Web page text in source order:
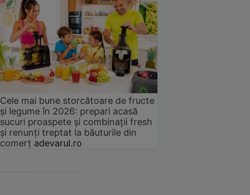
Cele mai bune storcătoare de fructe
și legume în 2026: prepari acasă
sucuri proaspete și combinații fresh
și renunți treptat la băuturile din
comerț adevarul.ro